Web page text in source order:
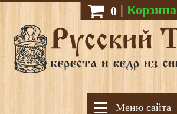
0 | Корзина
Меню сайта